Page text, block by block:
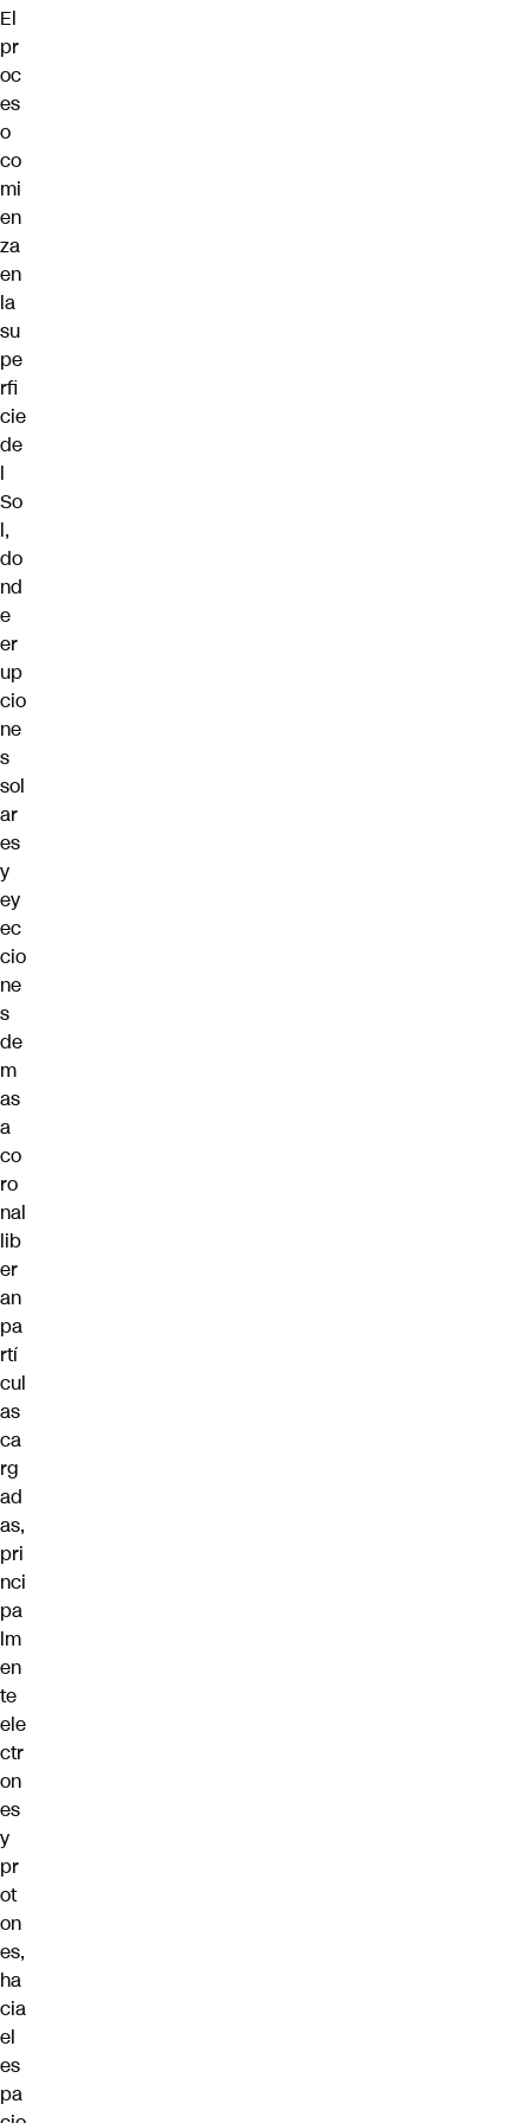
El
pr
oc
es
o
co
mi
en
za
en
la
su
pe
rfi
cie
de
l
So
l,
do
nd
e
er
up
cio
ne
s
sol
ar
es
y
ey
ec
cio
ne
s
de
m
as
a
co
ro
nal
lib
er
an
pa
rtí
cul
as
ca
rg
ad
as,
pri
nci
pa
lm
en
te
ele
ctr
on
es
y
pr
ot
on
es,
ha
cia
el
es
pa